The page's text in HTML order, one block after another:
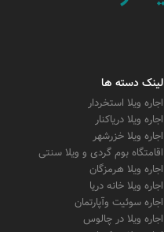
لینک دسته ها
اجاره ویلا استخردار
اجاره ویلا دریاکنار
اجاره ویلا خزرشهر
اقامتگاه بوم گردی و ویلا سنتی
اجاره ویلا هرمزگان
اجاره ویلا خانه دریا
اجاره سوئیت وآپارتمان
اجاره ویلا در چالوس